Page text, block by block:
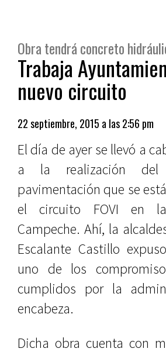
Obra tendrá concreto
Trabaja
nuevo circuito
22 septiembre, 2015 a las 2:56 pm
El día de ayer se llevó a
a la realización
pavimentación que se
el circuito FOVI en
Campeche. Ahí, la
Escalante Castillo
uno de los
cumplidos por la
encabeza.
Dicha obra cuenta con